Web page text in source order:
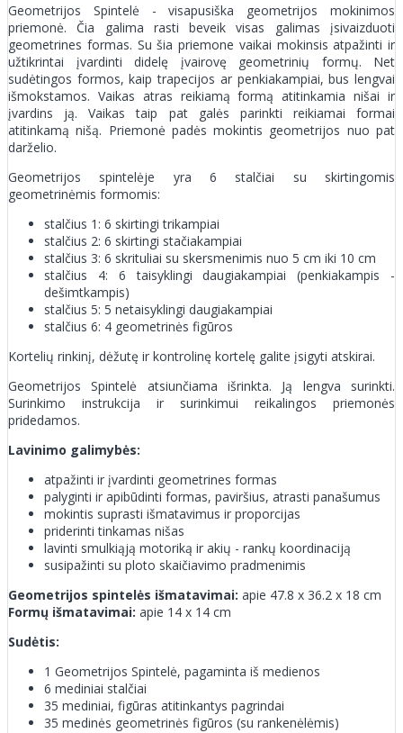
Geometrijos Spintelė - visapusiška geometrijos mokinimos
priemonė. Čia galima rasti beveik visas galimas įsivaizduoti
geometrines formas. Su šia priemone vaikai mokinsis atpažinti ir
užtikrintai įvardinti didelę įvairovę geometrinių formų. Net
sudėtingos formos, kaip trapecijos ar penkiakampiai, bus lengvai
išmokstamos. Vaikas atras reikiamą formą atitinkamia nišai ir
įvardins ją. Vaikas taip pat galės parinkti reikiamai formai
atitinkamą nišą. Priemonė padės mokintis geometrijos nuo pat
darželio.
Geometrijos spintelėje yra 6 stalčiai su skirtingomis
geometrinėmis formomis:
stalčius 1: 6 skirtingi trikampiai
stalčius 2: 6 skirtingi stačiakampiai
stalčius 3: 6 skrituliai su skersmenimis nuo 5 cm iki 10 cm
stalčius 4: 6 taisyklingi daugiakampiai (penkiakampis -
dešimtkampis)
stalčius 5: 5 netaisyklingi daugiakampiai
stalčius 6: 4 geometrinės figūros
Kortelių rinkinį, dėžutę ir kontrolinę kortelę galite įsigyti atskirai.
Geometrijos Spintelė atsiunčiama išrinkta. Ją lengva surinkti.
Surinkimo instrukcija ir surinkimui reikalingos priemonės
pridedamos.
Lavinimo galimybės:
atpažinti ir įvardinti geometrines formas
palyginti ir apibūdinti formas, paviršius, atrasti panašumus
mokintis suprasti išmatavimus ir proporcijas
priderinti tinkamas nišas
lavinti smulkiąją motoriką ir akių - rankų koordinaciją
susipažinti su ploto skaičiavimo pradmenimis
Geometrijos spintelės išmatavimai: apie 47.8 x 36.2 x 18 cm
Formų išmatavimai: apie 14 x 14 cm
Sudėtis:
1 Geometrijos Spintelė, pagaminta iš medienos
6 mediniai stalčiai
35 mediniai, figūras atitinkantys pagrindai
35 medinės geometrinės figūros (su rankenėlėmis)